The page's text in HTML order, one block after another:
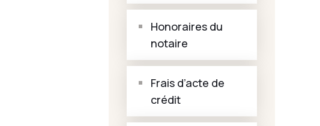
Honoraires du
notaire
Frais d’acte de
crédit